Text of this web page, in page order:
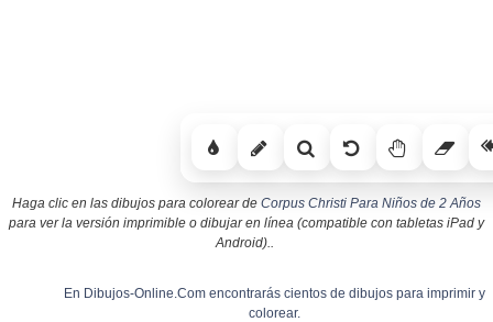
Haga clic en las dibujos para colorear de Corpus Christi Para Niños de 2 Años
para ver la versión imprimible o dibujar en línea (compatible con tabletas iPad y
Android)..
En Dibujos-Online.Com encontrarás cientos de dibujos para imprimir y
colorear.